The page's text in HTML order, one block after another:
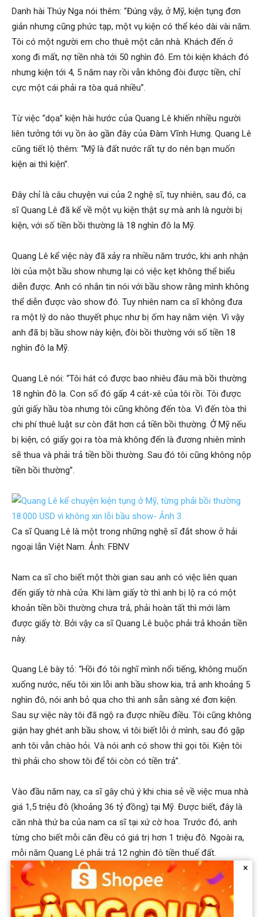
Danh hài Thúy Nga nói thêm: “Đúng vậy, ở Mỹ, kiện tụng đơn
giản nhưng cũng phức tạp, một vụ kiện có thể kéo dài vài năm.
Tôi có một người em cho thuê một căn nhà. Khách đến ở
xong đi mất, nợ tiền nhà tới 50 nghìn đô. Em tôi kiện khách đó
nhưng kiện tới 4, 5 năm nay rồi vẫn không đòi được tiền, chỉ
cực một cái phải ra tòa quá nhiều”.
Từ việc “dọa” kiện hài hước của Quang Lê khiến nhiều người
liên tưởng tới vụ ồn ào gần đây của Đàm Vĩnh Hưng. Quang Lê
cũng tiết lộ thêm: “Mỹ là đất nước rất tự do nên bạn muốn
kiện ai thì kiện”.
Đây chỉ là câu chuyện vui của 2 nghệ sĩ, tuy nhiên, sau đó, ca
sĩ Quang Lê đã kể về một vụ kiện thật sự mà anh là người bị
kiện, với số tiền bồi thường là 18 nghìn đô la Mỹ.
Quang Lê kể việc này đã xảy ra nhiều năm trước, khi anh nhận
lời của một bầu show nhưng lại có việc kẹt không thể biểu
diễn được. Anh có nhắn tin nói với bầu show rằng mình không
thể diễn được vào show đó. Tuy nhiên nam ca sĩ không đưa
ra một lý do nào thuyết phục như bị ốm hay nằm viện. Vì vậy
anh đã bị bầu show này kiện, đòi bồi thường với số tiền 18
nghìn đô la Mỹ.
Quang Lê nói: “Tôi hát có được bao nhiêu đâu mà bồi thường
18 nghìn đô la. Con số đó gấp 4 cát-xê của tôi rồi. Tôi được
gửi giấy hầu tòa nhưng tôi cũng không đến tòa. Vì đến tòa thì
chi phí thuê luật sư còn đắt hơn cả tiền bồi thường. Ở Mỹ nếu
bị kiện, có giấy gọi ra tòa mà không đến là đương nhiên mình
sẽ thua và phải trả tiền bồi thường. Sau đó tôi cũng không nộp
tiền bồi thường”.
Ca sĩ Quang Lê là một trong những nghệ sĩ đắt show ở hải
ngoại lẫn Việt Nam. Ảnh: FBNV
Nam ca sĩ cho biết một thời gian sau anh có việc liên quan
đến giấy tờ nhà cửa. Khi làm giấy tờ thì anh bị lộ ra có một
khoản tiền bồi thường chưa trả, phải hoàn tất thì mới làm
được giấy tờ. Bởi vậy ca sĩ Quang Lê buộc phải trả khoản tiền
này.
Quang Lê bày tỏ: “Hồi đó tôi nghĩ mình nổi tiếng, không muốn
xuống nước, nếu tôi xin lỗi anh bầu show kia, trả anh khoảng 5
nghìn đô, nói anh bỏ qua cho thì anh sẵn sàng xé đơn kiện.
Sau sự việc này tôi đã ngộ ra được nhiều điều. Tôi cũng không
giận hay ghét anh bầu show, vì tôi biết lỗi ở mình, sau đó gặp
anh tôi vẫn chào hỏi. Và nói anh có show thì gọi tôi. Kiện tôi
thì phải cho show tôi để tôi còn có tiền trả”.
Vào đầu năm nay, ca sĩ gây chú ý khi chia sẻ về việc mua nhà
giá 1,5 triệu đô (khoảng 36 tỷ đồng) tại Mỹ. Được biết, đây là
căn nhà thứ ba của nam ca sĩ tại xứ cờ hoa. Trước đó, anh
từng cho biết mỗi căn đều có giá trị hơn 1 triệu đô. Ngoài ra,
mỗi năm Quang Lê phải trả 12 nghìn đô tiền thuế đất.
Chia sẻ với truyền thông về căn nhà mới tậu, mới đây, giọng
ca
Đập vỡ cây đàn cho biết,anh vay thêm tiền từ ca sĩ Mai
Thiên Vân mới có thể tậu nhà mới. Cơ ngơi mới của Quang Lê
×